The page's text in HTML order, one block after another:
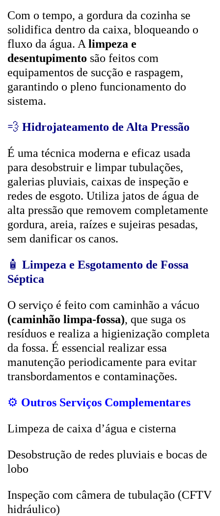
Com o tempo, a gordura da cozinha se
solidifica dentro da caixa, bloqueando o
fluxo da água. A limpeza e
desentupimento são feitos com
equipamentos de sucção e raspagem,
garantindo o pleno funcionamento do
sistema.
💨 Hidrojateamento de Alta Pressão
É uma técnica moderna e eficaz usada
para desobstruir e limpar tubulações,
galerias pluviais, caixas de inspeção e
redes de esgoto. Utiliza jatos de água de
alta pressão que removem completamente
gordura, areia, raízes e sujeiras pesadas,
sem danificar os canos.
🧴 Limpeza e Esgotamento de Fossa
Séptica
O serviço é feito com caminhão a vácuo
(caminhão limpa-fossa), que suga os
resíduos e realiza a higienização completa
da fossa. É essencial realizar essa
manutenção periodicamente para evitar
transbordamentos e contaminações.
⚙️ Outros Serviços Complementares
Limpeza de caixa d’água e cisterna
Desobstrução de redes pluviais e bocas de
lobo
Inspeção com câmera de tubulação (CFTV
hidráulico)